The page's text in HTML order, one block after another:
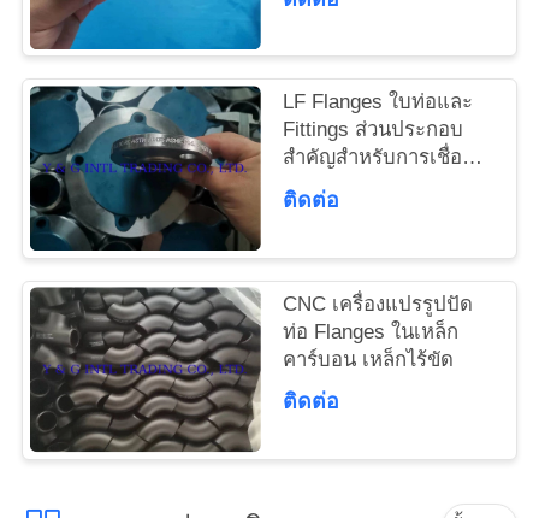
LF Flanges ใบท่อและ
Fittings ส่วนประกอบ
สําคัญสําหรับการเชื่อม
ต่อท่อ
ติดต่อ
CNC เครื่องแปรรูปปัด
ท่อ Flanges ในเหล็ก
คาร์บอน เหล็กไร้ขัด
ติดต่อ